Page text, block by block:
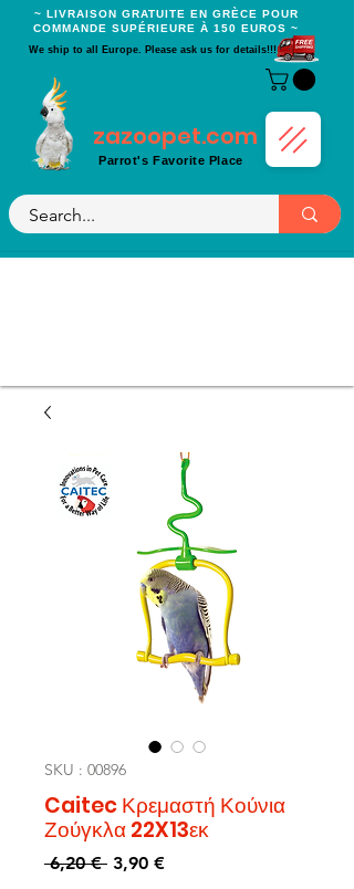
~ LIVRAISON GRATUITE EN GRÈCE POUR
COMMANDE SUPÉRIEURE À 150 EUROS ~
We ship to all Europe. Please ask us for details!!!
zazoopet.com
Parrot's Favorite Place
SKU : 00896
Caitec Κρεμαστή Κούνια
Ζούγκλα 22X13εκ
6,20 € Prix
3,90 €Prix